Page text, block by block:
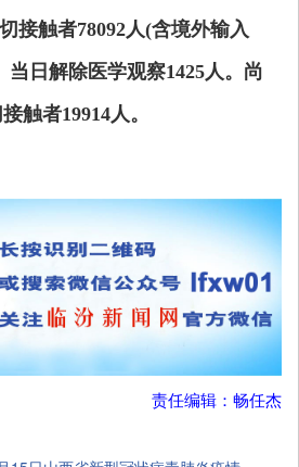
接触者78092人(含境外输入
当日解除医学观察1425人。尚
触者19914人。
责任编辑：畅任杰